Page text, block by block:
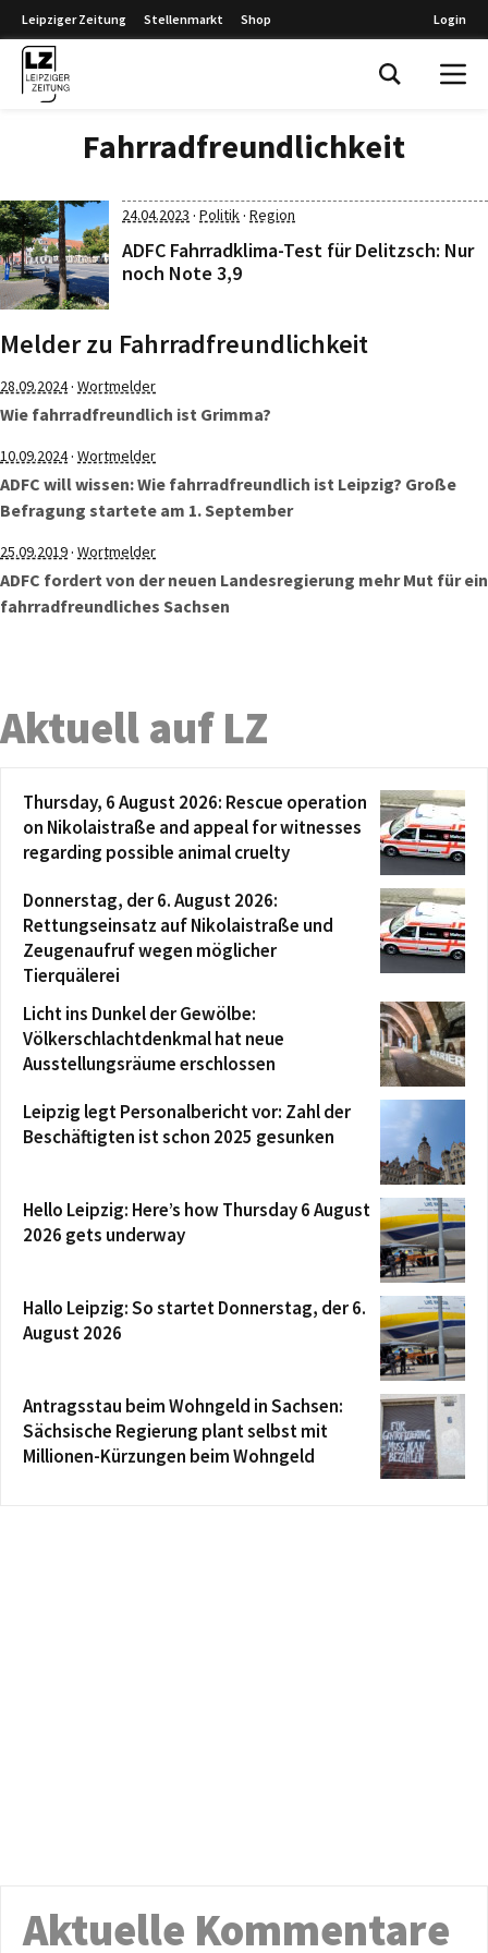
Leipziger Zeitung Stellenmarkt Shop Login
Fahrradfreundlichkeit
24.04.2023 · Politik· Region
ADFC Fahrradklima-Test für Delitzsch: Nur
noch Note 3,9
Melder zu Fahrradfreundlichkeit
28.09.2024· Wortmelder
Wie fahrradfreundlich ist Grimma?
10.09.2024· Wortmelder
ADFC will wissen: Wie fahrradfreundlich ist Leipzig? Große
Befragung startete am 1. September
25.09.2019· Wortmelder
ADFC fordert von der neuen Landesregierung mehr Mut für ein
fahrradfreundliches Sachsen
Aktuell auf LZ
Thursday, 6 August 2026: Rescue operation
on Nikolaistraße and appeal for witnesses
regarding possible animal cruelty
Donnerstag, der 6. August 2026:
Rettungseinsatz auf Nikolaistraße und
Zeugenaufruf wegen möglicher
Tierquälerei
Licht ins Dunkel der Gewölbe:
Völkerschlachtdenkmal hat neue
Ausstellungsräume erschlossen
Leipzig legt Personalbericht vor: Zahl der
Beschäftigten ist schon 2025 gesunken
Hello Leipzig: Here’s how Thursday 6 August
2026 gets underway
Hallo Leipzig: So startet Donnerstag, der 6.
August 2026
Antragsstau beim Wohngeld in Sachsen:
Sächsische Regierung plant selbst mit
Millionen-Kürzungen beim Wohngeld
Aktuelle Kommentare